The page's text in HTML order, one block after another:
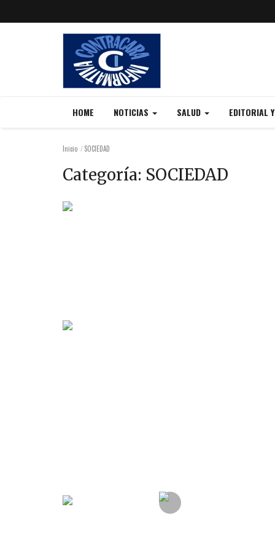
HOME NOTICIAS SALUD EDITORIAL
Inicio SOCIEDAD
Categoría: SOCIEDAD